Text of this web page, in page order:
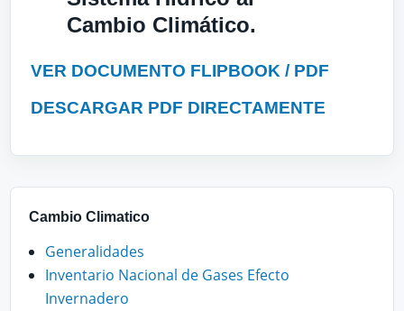
Cambio Climático.
VER DOCUMENTO FLIPBOOK / PDF
DESCARGAR PDF DIRECTAMENTE
Cambio Climatico
Generalidades
Inventario Nacional de Gases Efecto
Invernadero